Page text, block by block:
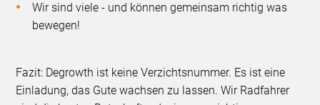
Wir sind viele - und können gemeinsam richtig was
bewegen!
Fazit: Degrowth ist keine Verzichtsnummer. Es ist eine
Einladung, das Gute wachsen zu lassen. Wir Radfahrer